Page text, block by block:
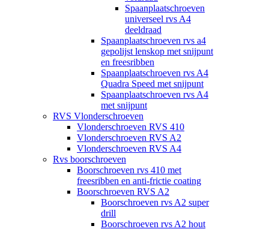
Spaanplaatschroeven
universeel rvs A4
deeldraad
Spaanplaatschroeven rvs a4
gepolijst lenskop met snijpunt
en freesribben
Spaanplaatschroeven rvs A4
Quadra Speed met snijpunt
Spaanplaatschroeven rvs A4
met snijpunt
RVS Vlonderschroeven
Vlonderschroeven RVS 410
Vlonderschroeven RVS A2
Vlonderschroeven RVS A4
Rvs boorschroeven
Boorschroeven rvs 410 met
freesribben en anti-frictie coating
Boorschroeven RVS A2
Boorschroeven rvs A2 super
drill
Boorschroeven rvs A2 hout